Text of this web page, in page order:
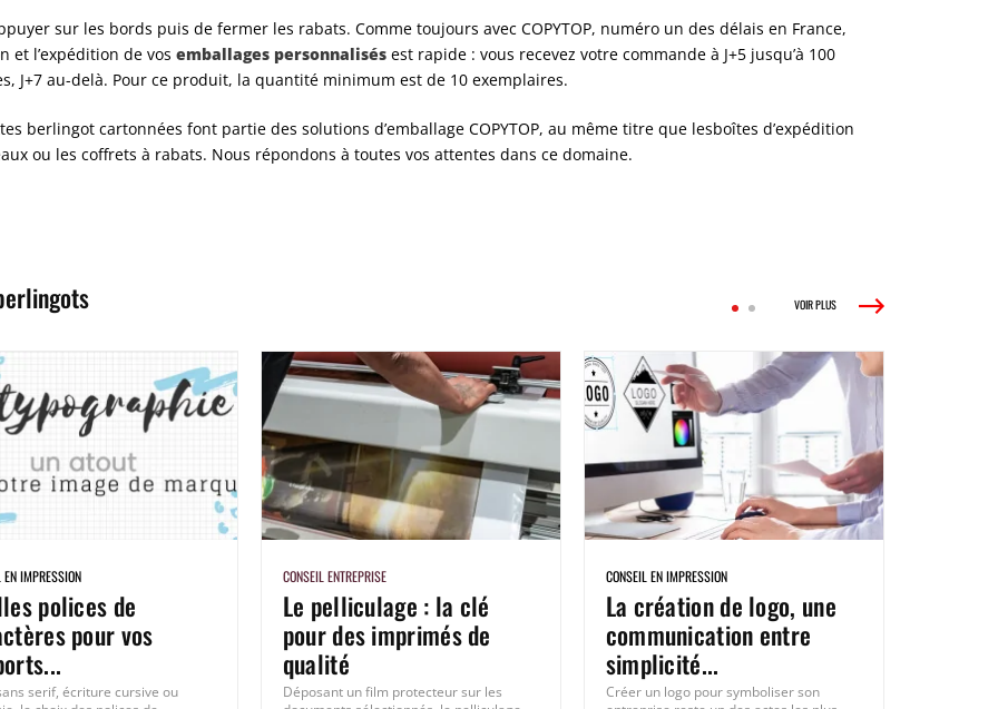
sur les bords puis de fermer les rabats. Comme toujours avec COPYTOP, numéro un des délais en France,
et l’expédition de vos emballages personnalisésest rapide : vous recevez votre commande à J+5 jusqu’à 100
J+7 au-delà. Pour ce produit, la quantité minimum est de 10 exemplaires.
berlingot cartonnées font partie des solutions d’emballage COPYTOP, au même titre que lesboîtes d’expédition
ou les coffrets à rabats. Nous répondons à toutes vos attentes dans ce domaine.
VOIR PLUS
EN IMPRESSION
polices de
pour vos
serif, écriture cursive ou
CONSEIL ENTREPRISE
Le pelliculage : la clé
pour des imprimés de
qualité
Déposant un film protecteur sur les
CONSEIL EN IMPRESSION
La création de logo, une
communication entre
simplicité...
Créer un logo pour symboliser son